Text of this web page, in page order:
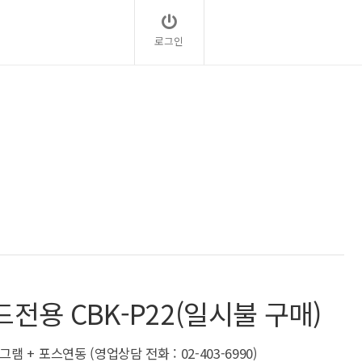
로그인
용 CBK-P22(일시불 구매)
램 + 포스연동 (영업상담 전화 : 02-403-6990)